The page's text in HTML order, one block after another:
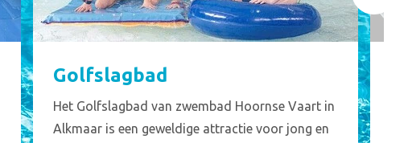
Golfslagbad
Het Golfslagbad van zwembad Hoornse Vaart in
Alkmaar is een geweldige attractie voor jong en